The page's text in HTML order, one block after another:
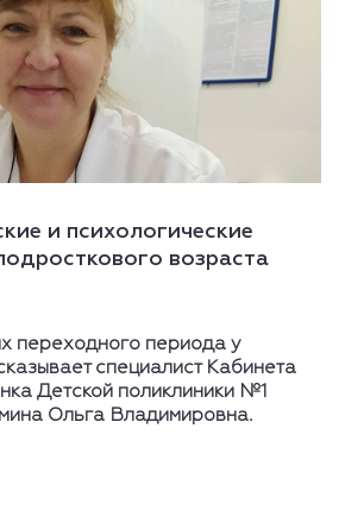
и психологические
возраста
переходного периода у
специалист Кабинета
Детской поликлиники №1
Ольга Владимировна.